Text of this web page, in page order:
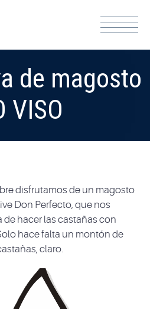
de magosto
VISO
disfrutamos de un magosto
Don Perfecto, que nos
hacer las castañas con
hace falta un montón de
claro.